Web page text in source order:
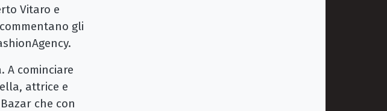
Vitaro e
commentano gli
A cominciare
attrice e
che con